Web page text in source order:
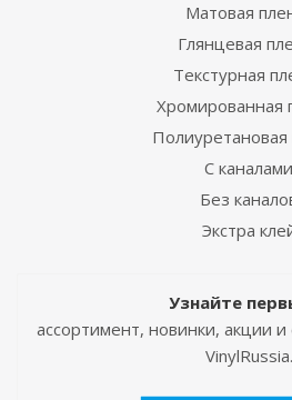
Матовая
Глянцевая
Текстурная
Хромированная
Полиуретановая
С каналами
Без
Экстра
Узнайте
ассортимент, новинки, акции
VinylRussia.